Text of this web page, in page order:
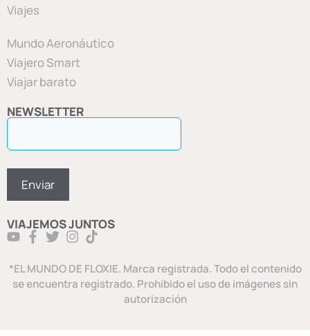
Viajes
Mundo Aeronáutico
Viajero Smart
Viajar barato
NEWSLETTER
VIAJEMOS JUNTOS
*EL MUNDO DE FLOXIE. Marca registrada. Todo el contenido
se encuentra registrado. Prohibido el uso de imágenes sin
autorización